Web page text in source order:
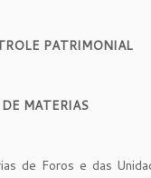
PATRIMONIAL
MATERIAS
de Foros e das